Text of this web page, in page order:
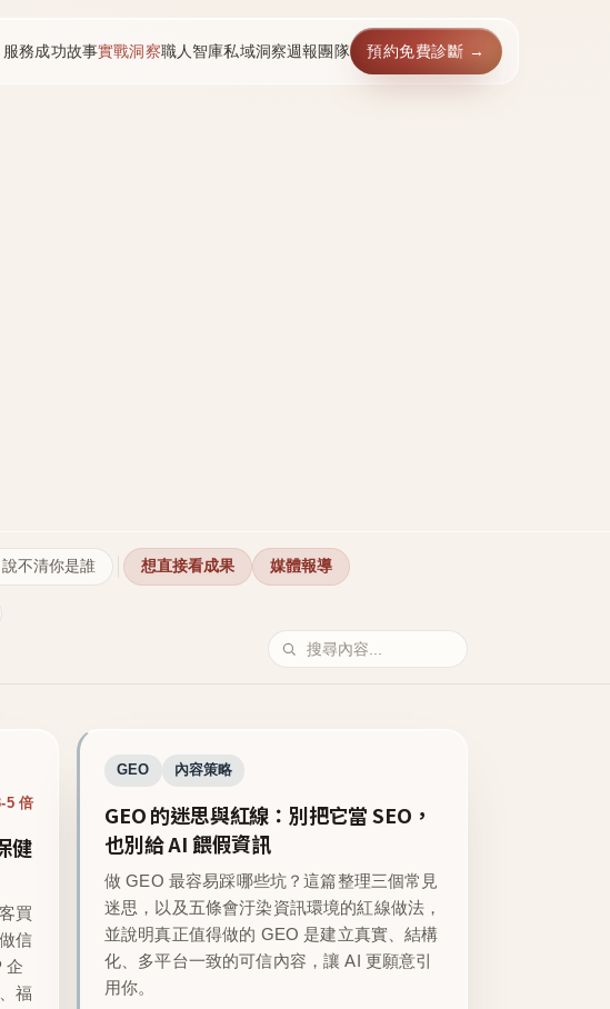
服務成功故事實戰洞察職人智庫私域洞察週報團隊 預約免費診斷 →
不清你是誰 想直接看成果 媒體報導
5 倍
健
買
信
企
福
GEO 內容策略
GEO 的迷思與紅線：別把它當 SEO，
也別給 AI 餵假資訊
做 GEO 最容易踩哪些坑？這篇整理三個常見
迷思，以及五條會汙染資訊環境的紅線做法，
並說明真正值得做的 GEO 是建立真實、結構
化、多平台一致的可信內容，讓 AI 更願意引
用你。